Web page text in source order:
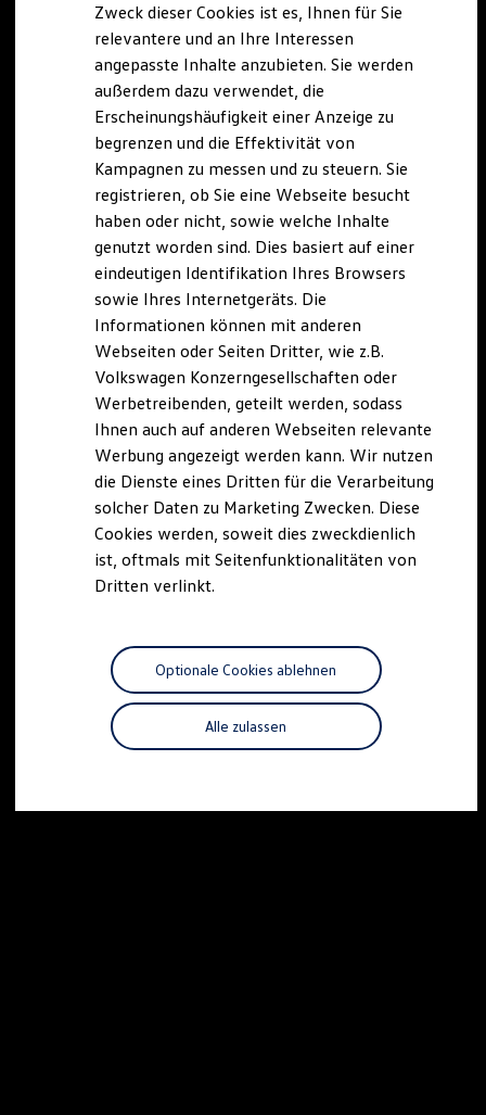
Kaufoptionen
E-Auto-Förderung
Software und Konnektivität
Die ID. Software 6
ID. Software Versionen und Updates
Digitale Extras
Schnittstellen zu Ihrem ID.
Hybridautos
Marke und Erlebnis
Volkswagen R und R Experience
R-Modelle
R Experience
Driving Experience
Volkswagen entdecken
Werkbesichtigung
Lifestyle Shop
T-Roc Kollektion
Golf Kollektion
ID. Kollektion
Volkswagen Kollektion
R-Kollektion
GTI Kollektion
Fußball Drop
we drive football
#wedriveproud
Besitzer und Service
Software Updates
Service und Ersatzteile
Motorenöl und Flüssigkeiten
Räder und Reifen
Pannen- und Unfallhilfe
Economy Service
Volkswagen Teile
Zubehör
Zweck dieser Cookies ist es, Ihnen für Sie
relevantere und an Ihre Interessen
angepasste Inhalte anzubieten. Sie werden
außerdem dazu verwendet, die
Erscheinungshäufigkeit einer Anzeige zu
begrenzen und die Effektivität von
Kampagnen zu messen und zu steuern. Sie
registrieren, ob Sie eine Webseite besucht
haben oder nicht, sowie welche Inhalte
genutzt worden sind. Dies basiert auf einer
eindeutigen Identifikation Ihres Browsers
sowie Ihres Internetgeräts. Die
Informationen können mit anderen
Webseiten oder Seiten Dritter, wie z.B.
Volkswagen Konzerngesellschaften oder
Werbetreibenden, geteilt werden, sodass
Ihnen auch auf anderen Webseiten relevante
Werbung angezeigt werden kann. Wir nutzen
die Dienste eines Dritten für die Verarbeitung
solcher Daten zu Marketing Zwecken. Diese
Cookies werden, soweit dies zweckdienlich
ist, oftmals mit Seitenfunktionalitäten von
Dritten verlinkt.
Alle zulassen
Optionale Cookies ablehnen